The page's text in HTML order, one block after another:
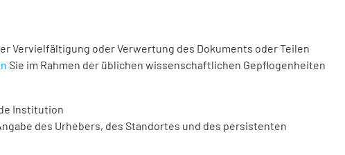
Vervielfältigung oder Verwertung des Dokuments oder Teilen
Sie im Rahmen der üblichen wissenschaftlichen Gepflogenheiten
Institution
des Urhebers, des Standortes und des persistenten